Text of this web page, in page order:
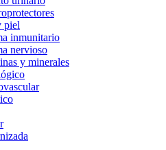
piel
inmunitario
nervioso
y minerales